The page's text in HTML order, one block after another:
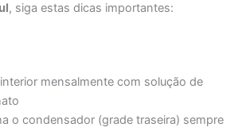
, siga estas dicas importantes:
mensalmente com solução de
o condensador (grade traseira) sempre